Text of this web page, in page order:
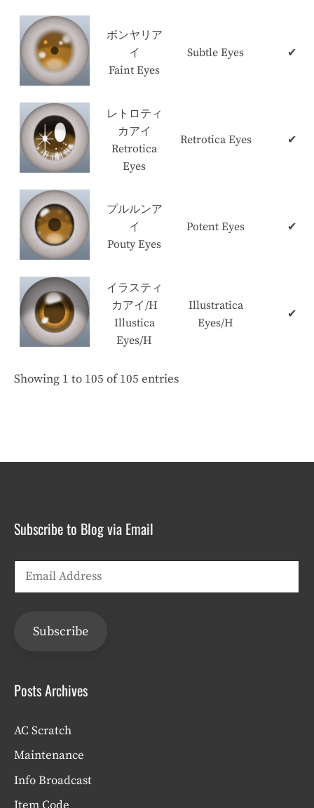
ボンヤリア
イ
Faint Eyes
Subtle Eyes ✔
レトロティ
カアイ
Retrotica
Eyes
Retrotica Eyes ✔
プルルンア
イ
Pouty Eyes
Potent Eyes ✔
イラスティ
カアイ/H
Illustica
Eyes/H
Illustratica
Eyes/H
✔
Showing 1 to 105 of 105 entries
Subscribe to Blog via Email
Email
Subscribe
Posts Archives
AC Scratch
Maintenance
Info Broadcast